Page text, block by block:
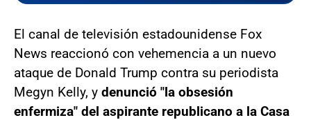
El canal de televisión estadounidense Fox
News reaccionó con vehemencia a un nuevo
ataque de Donald Trump contra su periodista
Megyn Kelly, y denunció "la obsesión
enfermiza" del aspirante republicano a la Casa